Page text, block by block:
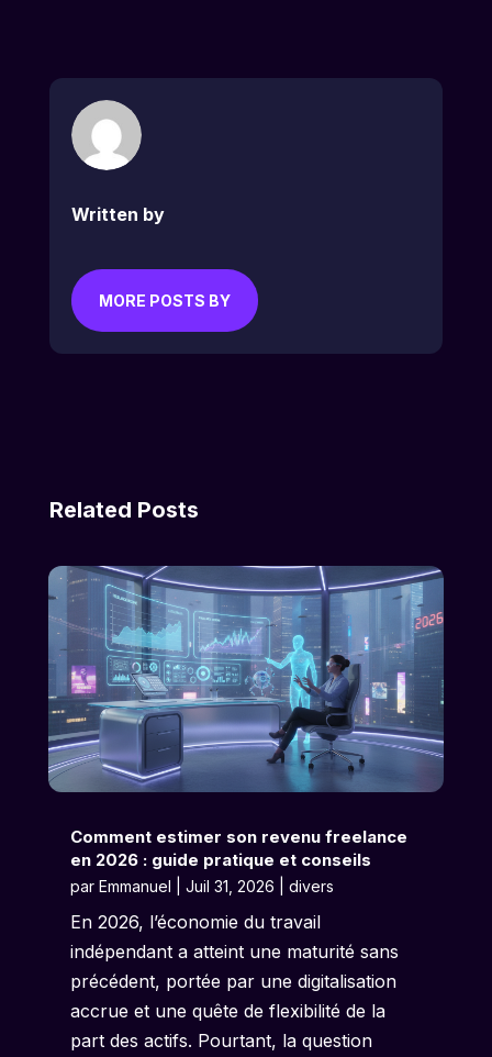
Written by
MORE POSTS BY
Related Posts
Comment estimer son revenu freelance
en 2026 : guide pratique et conseils
par Emmanuel Juil 31, 2026 divers
En 2026, l’économie du travail
indépendant a atteint une maturité sans
précédent, portée par une digitalisation
accrue et une quête de flexibilité de la
part des actifs. Pourtant, la question